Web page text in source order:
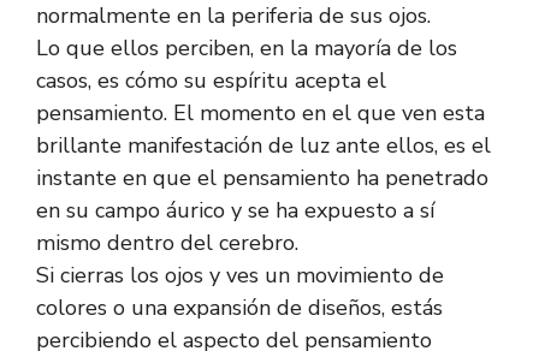
normalmente en la periferia de sus ojos.
Lo que ellos perciben, en la mayoría de los
casos, es cómo su espíritu acepta el
pensamiento. El momento en el que ven esta
brillante manifestación de luz ante ellos, es el
instante en que el pensamiento ha penetrado
en su campo áurico y se ha expuesto a sí
mismo dentro del cerebro.
Si cierras los ojos y ves un movimiento de
colores o una expansión de diseños, estás
percibiendo el aspecto del pensamiento